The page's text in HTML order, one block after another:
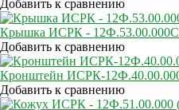
Добавить к сравнению
Крышка ИСРК -
Добавить к сравнению
Кронштейн ИСРК-
Добавить к сравнению